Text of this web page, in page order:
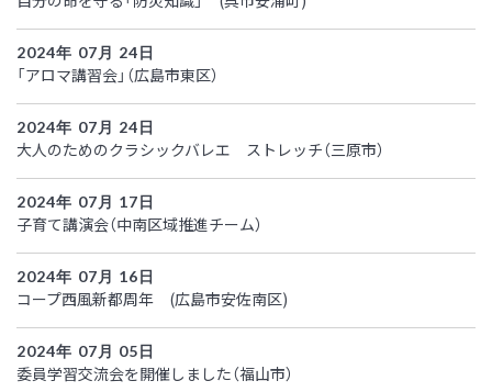
2024年 07月 24日
「アロマ講習会」（広島市東区）
2024年 07月 24日
大人のためのクラシックバレエ ストレッチ（三原市）
2024年 07月 17日
子育て講演会（中南区域推進チーム）
2024年 07月 16日
コープ西風新都周年 (広島市安佐南区)
2024年 07月 05日
委員学習交流会を開催しました（福山市）